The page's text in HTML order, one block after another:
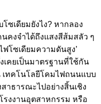
ซเดียมยังไง? หากลอง
คงจำได้ถึงแสงสีส้มสลัว ๆ
โซเดียมความดันสูง’
เคยเป็นมาตรฐานที่ใช้กัน
ทคโนโลยีโคมไฟถนนแบบ
าธารณะไปอย่างสิ้นเชิง
รงงานอุตสาหกรรม หรือ